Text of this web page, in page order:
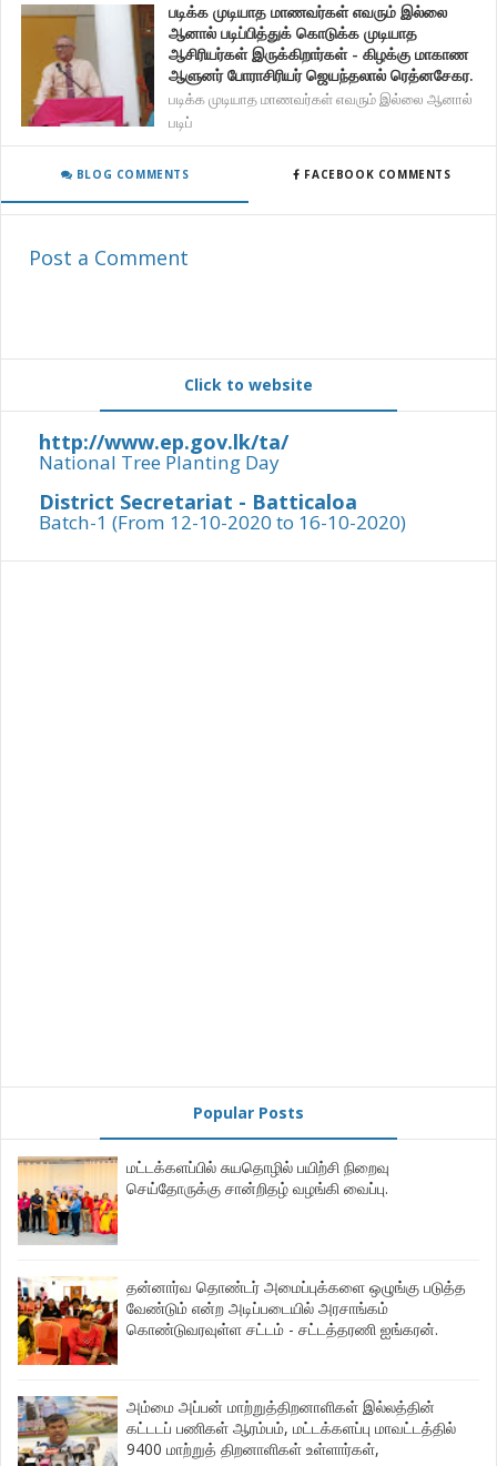
படிக்க முடியாத மாணவர்கள் எவரும் இல்லை
ஆனால் படிப்பித்துக் கொடுக்க முடியாத
ஆசிரியர்கள் இருக்கிறார்கள் - கிழக்கு மாகாண
ஆளுனர் போராசிரியர் ஜெயந்தலால் ரெத்னசேகர.
படிக்க முடியாத மாணவர்கள் எவரும் இல்லை ஆனால்
படிப்
BLOG COMMENTS FACEBOOK COMMENTS
Post a Comment
Click to website
http://www.ep.gov.lk/ta/
National Tree Planting Day
District Secretariat - Batticaloa
Batch-1 (From 12-10-2020 to 16-10-2020)
Popular Posts
மட்டக்களப்பில் சுயதொழில் பயிற்சி நிறைவு
செய்தோருக்கு சான்றிதழ் வழங்கி வைப்பு.
தன்னார்வ தொண்டர் அமைப்புக்களை ஒழுங்கு படுத்த
வேண்டும் என்ற அடிப்படையில் அரசாங்கம்
கொண்டுவரவுள்ள சட்டம் - சட்டத்தரணி ஐங்கரன்.
அம்மை அப்பன் மாற்றுத்திறனாளிகள் இல்லத்தின்
கட்டடப் பணிகள் ஆரம்பம், மட்டக்களப்பு மாவட்டத்தில்
9400 மாற்றுத் திறனாளிகள் உள்ளார்கள்,